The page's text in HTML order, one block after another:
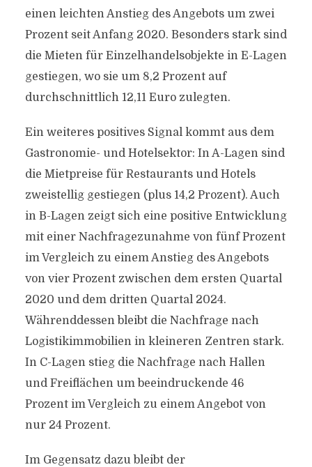
einen leichten Anstieg des Angebots um zwei
Prozent seit Anfang 2020. Besonders stark sind
die Mieten für Einzelhandelsobjekte in E-Lagen
gestiegen, wo sie um 8,2 Prozent auf
durchschnittlich 12,11 Euro zulegten.
Ein weiteres positives Signal kommt aus dem
Gastronomie- und Hotelsektor: In A-Lagen sind
die Mietpreise für Restaurants und Hotels
zweistellig gestiegen (plus 14,2 Prozent). Auch
in B-Lagen zeigt sich eine positive Entwicklung
mit einer Nachfragezunahme von fünf Prozent
im Vergleich zu einem Anstieg des Angebots
von vier Prozent zwischen dem ersten Quartal
2020 und dem dritten Quartal 2024.
Währenddessen bleibt die Nachfrage nach
Logistikimmobilien in kleineren Zentren stark.
In C-Lagen stieg die Nachfrage nach Hallen
und Freiflächen um beeindruckende 46
Prozent im Vergleich zu einem Angebot von
nur 24 Prozent.
Im Gegensatz dazu bleibt der